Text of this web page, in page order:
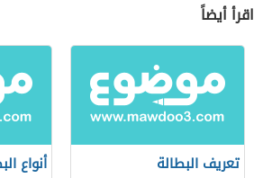
اقرأ أيضاً
تعريف البطالة أنواع